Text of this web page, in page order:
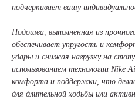
подчеркивает вашу
Подошва, выполненная из
обеспечивает упругость и
удары и снижая нагрузку на
использованием технологии Nike
комфорта и поддержки, что
для длительной ходьбы или